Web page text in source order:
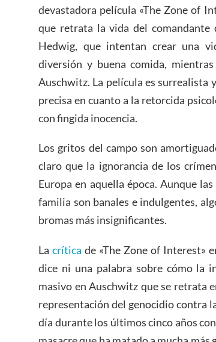
devastadora película «The Zone of
que retrata la vida del comandante
Hedwig, que intentan crear una
diversión y buena comida,
Auschwitz. La película es surrealista
precisa en cuanto a la retorcida
con fingida inocencia.
Los gritos del campo son
claro que la ignorancia de los
Europa en aquella época. Aunque
familia son banales e indulgentes,
bromas más insignificantes.
La crítica de «The Zone of Interest»
dice ni una palabra sobre cómo la
masivo en Auschwitz que se retrata
representación del genocidio contra
día durante los últimos cinco años